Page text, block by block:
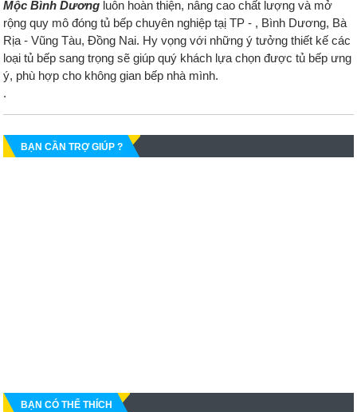
Mộc Bình Dương luôn hoàn thiện, nâng cao chất lượng và mở
rộng quy mô đóng tủ bếp chuyên nghiệp tạị TP - , Bình Dương, Bà
Rịa - Vũng Tàu, Đồng Nai. Hy vọng với những ý tưởng thiết kế các
loại tủ bếp sang trọng sẽ giúp quý khách lựa chọn được tủ bếp ưng
ý, phù hợp cho không gian bếp nhà mình.
.
BẠN CẦN TRỢ GIÚP ?
BẠN CÓ THỂ THÍCH